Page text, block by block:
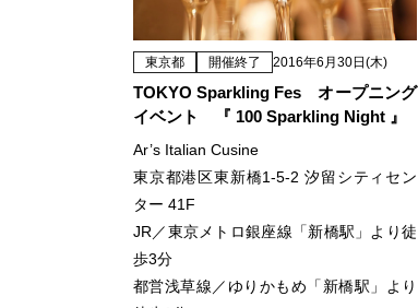
東京都 開催終了 2016年6月30日(木)
TOKYO Sparkling Fes オープニング
イベント 『 100 Sparkling Night 』
Ar’s Italian Cusine
東京都港区東新橋1-5-2 汐留シティセン
ター 41F
JR／東京メトロ銀座線「新橋駅」より徒
歩3分
都営浅草線／ゆりかもめ「新橋駅」より